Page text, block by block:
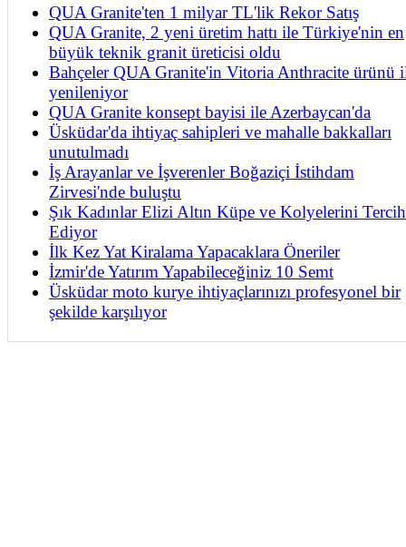
QUA Granite'ten 1 milyar TL'lik Rekor Satış
QUA Granite, 2 yeni üretim hattı ile Türkiye'nin en
büyük teknik granit üreticisi oldu
Bahçeler QUA Granite'in Vitoria Anthracite ürünü
yenileniyor
QUA Granite konsept bayisi ile Azerbaycan'da
Üsküdar'da ihtiyaç sahipleri ve mahalle bakkalları
unutulmadı
İş Arayanlar ve İşverenler Boğaziçi İstihdam
Zirvesi'nde buluştu
Şık Kadınlar Elizi Altın Küpe ve Kolyelerini Tercih
Ediyor
İlk Kez Yat Kiralama Yapacaklara Öneriler
İzmir'de Yatırım Yapabileceğiniz 10 Semt
Üsküdar moto kurye ihtiyaçlarınızı profesyonel bir
şekilde karşılıyor